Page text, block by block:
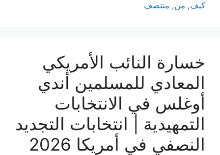
كيف, من, منتصف
خسارة النائب الأمريكي
المعادي للمسلمين أندي
أوغلس في الانتخابات
التمهيدية | انتخابات التجديد
النصفي في أمريكا 2026